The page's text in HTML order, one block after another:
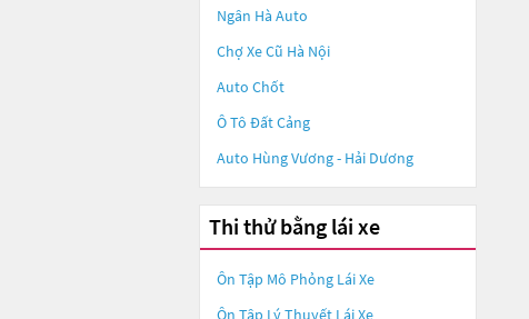
Ngân Hà Auto
Chợ Xe Cũ Hà Nội
Auto Chốt
Ô Tô Đất Cảng
Auto Hùng Vương - Hải Dương
Thi thử bằng lái xe
Ôn Tập Mô Phỏng Lái Xe
Ôn Tập Lý Thuyết Lái Xe